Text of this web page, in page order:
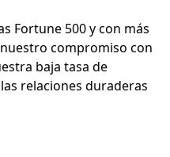
Fortune 500 y con más
compromiso con
baja tasa de
relaciones duraderas